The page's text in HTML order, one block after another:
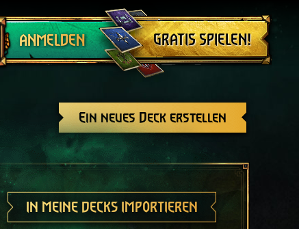
ANMELDEN
Abmelden
GRATIS SPIELEN!
Ein neues Deck erstellen
IN MEINE DECKS IMPORTIEREN